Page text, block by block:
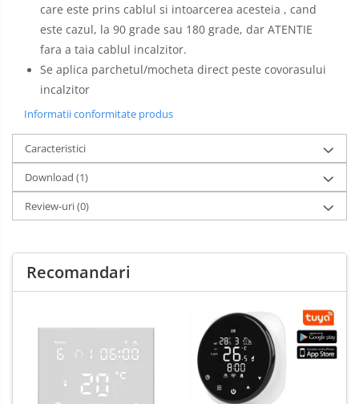
care este prins cablul si intoarcerea acesteia , cand
este cazul, la 90 grade sau 180 grade, dar ATENTIE
fara a taia cablul incalzitor.
Se aplica parchetul/mocheta direct peste covorasului
incalzitor
Informatii conformitate produs
Caracteristici
Download (1)
Review-uri(0)
Recomandari